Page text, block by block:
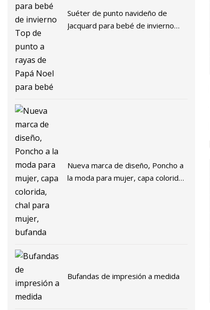
Suéter de punto navideño de
Jacquard para bebé de invierno
Nueva marca de diseño, Poncho a
la moda para mujer, capa colorida,
Bufandas de impresión a medida